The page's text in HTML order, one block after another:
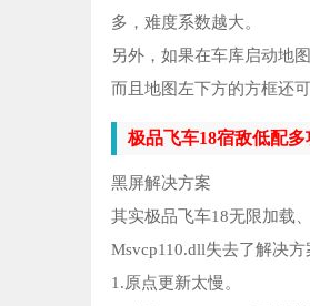
多，难度系数越大。
另外，如果在车库启动地
而且地图左下方的方框还
极品飞车18宿敌低配
黑屏解决方案
其实极品飞车18无限加载
Msvcp110.dll失去了解决方
1.原点更新太慢。